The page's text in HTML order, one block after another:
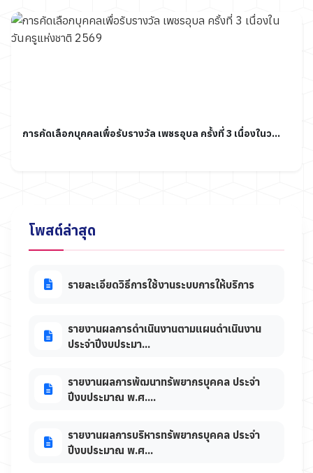
การคัดเลือกบุคคลเพื่อรับรางวัล เพชรอุบล ครั้งที่ 3 เนื่องในว...
โพสต์ล่าสุด
รายละเอียดวิธีการใช้งานระบบการให้บริการ
รายงานผลการดำเนินงานตามแผนดำเนินงาน
ประจำปีงบประมา...
รายงานผลการพัฒนาทรัพยากรบุคคล ประจำ
ปีงบประมาณ พ.ศ....
รายงานผลการบริหารทรัพยากรบุคคล ประจำ
ปีงบประมาณ พ.ศ...